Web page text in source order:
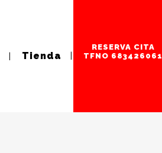
Tienda
RESERVA CITA
TFNO 683426061